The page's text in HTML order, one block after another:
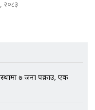
२०८३
७ जना पक्राउ, एक